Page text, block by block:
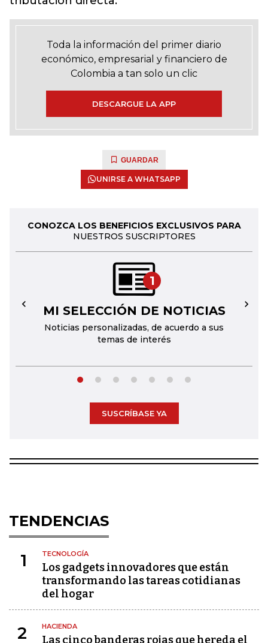
Toda la información del primer diario
económico, empresarial y financiero de
Colombia a tan solo un clic
DESCARGUE LA APP
GUARDAR
UNIRSE A WHATSAPP
CONOZCA LOS BENEFICIOS EXCLUSIVOS PARA
NUESTROS SUSCRIPTORES
1
MI SELECCIÓN DE NOTICIAS
Noticias personalizadas, de acuerdo a sus
temas de interés
← →
SUSCRÍBASE YA
TENDENCIAS
1 TECNOLOGÍA
Los gadgets innovadores que están
transformando las tareas cotidianas
del hogar
2 HACIENDA
Las cinco banderas rojas que hereda el